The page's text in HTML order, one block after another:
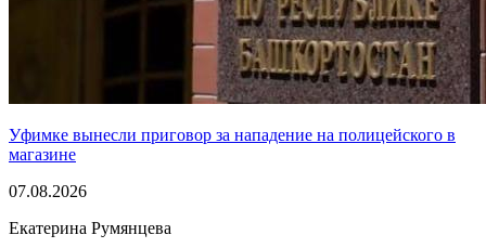
Уфимке вынесли приговор за нападение на полицейского в
магазине
07.08.2026
Екатерина Румянцева